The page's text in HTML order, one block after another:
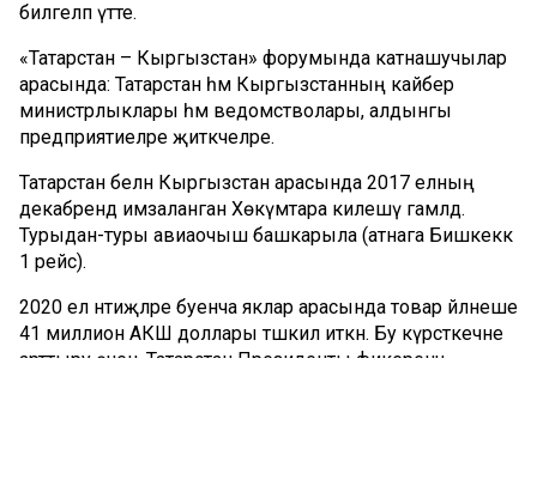
билгеләп үтте.
«Татарстан – Кыргызстан» форумында катнашучылар
арасында: Татарстан һәм Кыргызстанның кайбер
министрлыклары һәм ведомстволары, алдынгы
предприятиеләре җитәкчеләре.
Татарстан белән Кыргызстан арасында 2017 елның
декабрендә имзаланган Хөкүмәтара килешү гамәлдә.
Турыдан-туры авиаочыш башкарыла (атнага Бишкеккә
1 рейс).
2020 ел нәтиҗәләре буенча яклар арасында товар әйләнеше
41 миллион АКШ доллары тәшкил иткән. Бу күрсәткечне
арттыру өчен, Татарстан Президенты фикеренчә,